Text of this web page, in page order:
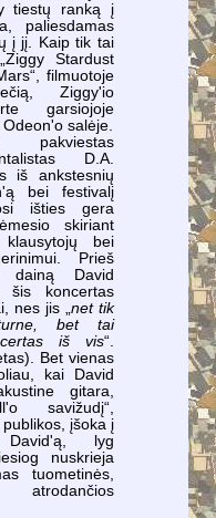
tiestų ranką į
paliesdamas
į jį. Kaip tik tai
Stardust
filmuotoje
Ziggy'io
garsiojoje
salėje.
pakviestas
D.A.
iš ankstesnių
bei festivalį
išties gera
skiriant
klausytojų bei
Prieš
dainą David
šis koncertas
nes jis „net tik
bet tai
iš vis“.
Bet vienas
kai David
gitara,
savižudį“,
įšoka į
David'ą, lyg
nuskrieja
tuometinės,
atrodančios